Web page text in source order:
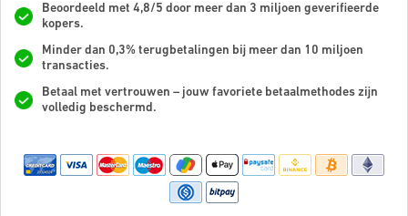
Beoordeeld met 4,8/5 door meer dan 3 miljoen geverifieerde
kopers.
Minder dan 0,3% terugbetalingen bij meer dan 10 miljoen
transacties.
Betaal met vertrouwen – jouw favoriete betaalmethodes zijn
volledig beschermd.